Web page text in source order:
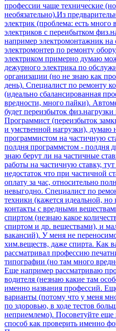
профессии чаще технические (но
необязательно).Из
электрик (проблема: есть много
электриков с переибытком
например электромонтажник на
электромонтер по ремонту
электриком примерно думаю
дежурного электрика по
организации (но не знаю как
день). Специалист по ремонту
(идеально сбалансированная
вредности, много пайки).
будет переизбыток
Программист (переизбыток
и умственной нагрузки), думаю
программистом на частичную
полдня программстом - полдня
знаю берут ли на частичные
работы на частичную ставку, тут
недостаток что при частичной
оплату за час, относительно
невыгодно. Специалист по
техники (кажется идеальной,
контакты с вредными
спиртом (незнаю какое
спиртом и др. веществами), и
вакансий). У меня не
хим.веществ, даже спирта. Как
рассматривал профессию
типографии (но там много
Еще например рассматриваю
водителя (незнаю какие там
именно названия профессий.
варианты (потому что у меня
по здоровью, в ходе тестов
неприемлемо). Посоветуйте
способ как проверить именно